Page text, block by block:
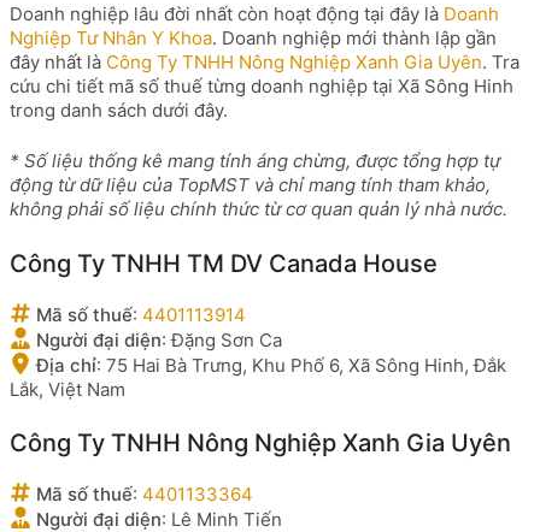
Doanh nghiệp lâu đời nhất còn hoạt động tại đây là Doanh
Nghiệp Tư Nhân Y Khoa. Doanh nghiệp mới thành lập gần
đây nhất là Công Ty TNHH Nông Nghiệp Xanh Gia Uyên. Tra
cứu chi tiết mã số thuế từng doanh nghiệp tại Xã Sông Hinh
trong danh sách dưới đây.
* Số liệu thống kê mang tính áng chừng, được tổng hợp tự
động từ dữ liệu của TopMST và chỉ mang tính tham khảo,
không phải số liệu chính thức từ cơ quan quản lý nhà nước.
Công Ty TNHH TM DV Canada House
Mã số thuế: 4401113914
Người đại diện:Đặng Sơn Ca
Địa chỉ: 75 Hai Bà Trưng, Khu Phố 6, Xã Sông Hinh, Đắk
Lắk, Việt Nam
Công Ty TNHH Nông Nghiệp Xanh Gia Uyên
Mã số thuế: 4401133364
Người đại diện: Lê Minh Tiến